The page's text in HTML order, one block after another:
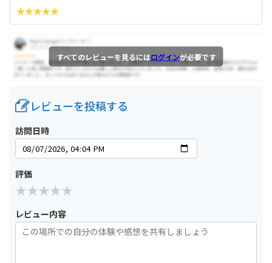
すべてのレビューを見るにはログインが必要です
レビューを投稿する
訪問日時
評価
レビュー内容